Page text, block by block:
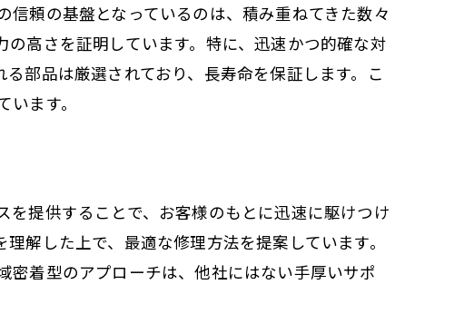
れるパートナー
修理
頼の基盤となっているのは、積み重ねてきた数々
高さを証明しています。特に、迅速かつ的確な対
部品は厳選されており、長寿命を保証します。こ
ます。
提供することで、お客様のもとに迅速に駆けつけ
解した上で、最適な修理方法を提案しています。
着型のアプローチは、他社にはない手厚いサポ